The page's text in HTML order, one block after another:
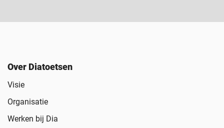
Over Diatoetsen
Visie
Organisatie
Werken bij Dia